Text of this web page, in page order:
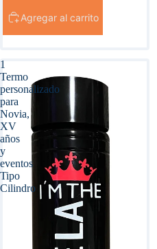
Agregar al carrito
1
Termo
personalizado
para
Novia,
XV
años
y
eventos
Tipo
Cilindro